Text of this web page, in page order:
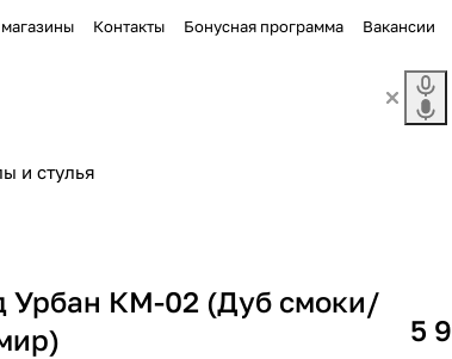
Контакты Бонусная программа Вакансии
и стулья
Урбан КМ-02 (Дуб смоки/
5